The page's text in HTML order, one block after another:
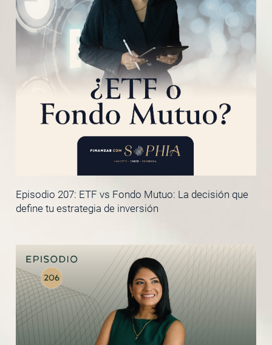
Episodio 207: ETF vs Fondo Mutuo: La decisión que
define tu estrategia de inversión